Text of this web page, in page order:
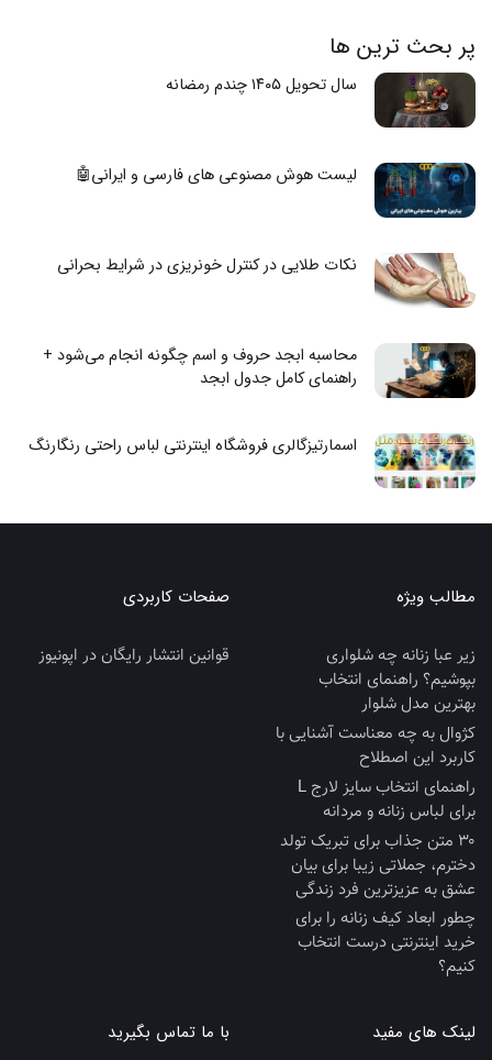
پر بحث ترین ها
سال تحویل ۱۴۰۵ چندم رمضانه
لیست هوش مصنوعی های فارسی و ایرانی🤖
نکات طلایی در کنترل خونریزی در شرایط بحرانی
محاسبه ابجد حروف و اسم چگونه انجام می‌شود +
راهنمای کامل جدول ابجد
اسمارتیزگالری فروشگاه اینترنتی لباس راحتی رنگارنگ
مطالب ویژه
زیر عبا زنانه چه شلواری
بپوشیم؟ راهنمای انتخاب
بهترین مدل شلوار
کژوال به چه معناست آشنایی با
کاربرد این اصطلاح
راهنمای انتخاب سایز لارج L
برای لباس زنانه و مردانه
۳۰ متن جذاب برای تبریک تولد
دخترم، جملاتی زیبا برای بیان
عشق به عزیزترین فرد زندگی
چطور ابعاد کیف زنانه را برای
خرید اینترنتی درست انتخاب
کنیم؟
صفحات کاربردی
قوانین انتشار رایگان در اپونیوز
لینک های مفید با ما تماس بگیرید